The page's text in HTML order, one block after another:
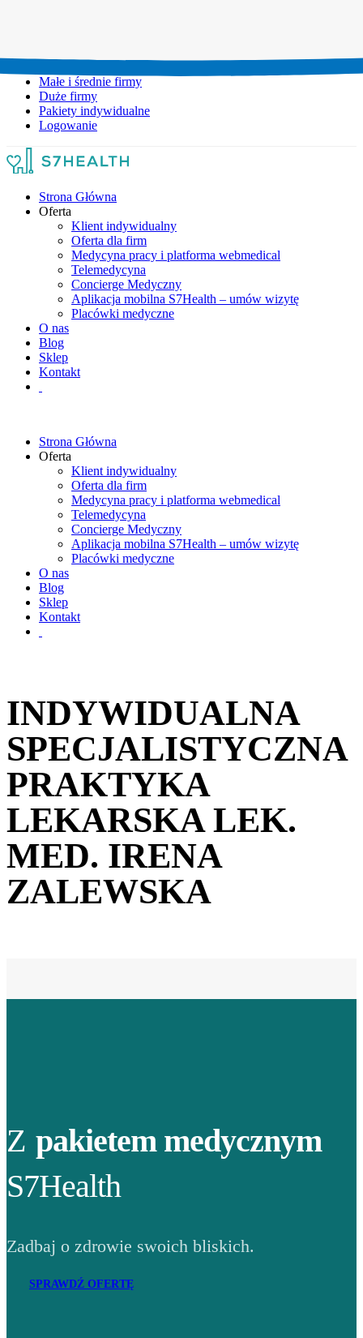
Małe i średnie firmy
Duże firmy
Pakiety indywidualne
Logowanie
Strona Główna
Oferta
Klient indywidualny
Oferta dla firm
Medycyna pracy i platforma webmedical
Telemedycyna
Concierge Medyczny
Aplikacja mobilna S7Health – umów wizytę
Placówki medyczne
O nas
Blog
Sklep
Kontakt
Strona Główna
Oferta
Klient indywidualny
Oferta dla firm
Medycyna pracy i platforma webmedical
Telemedycyna
Concierge Medyczny
Aplikacja mobilna S7Health – umów wizytę
Placówki medyczne
O nas
Blog
Sklep
Kontakt
INDYWIDUALNA
SPECJALISTYCZNA
PRAKTYKA
LEKARSKA LEK.
MED. IRENA
ZALEWSKA
Z pakietem medycznym
S7Health
Zadbaj o zdrowie swoich bliskich.
SPRAWDŹ OFERTĘ